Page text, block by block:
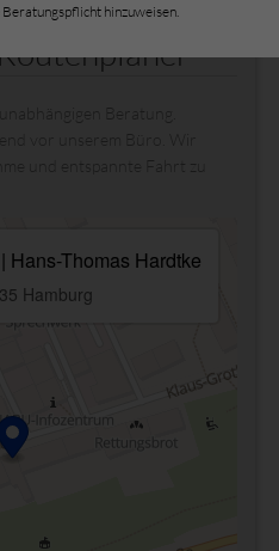
hinzuweisen.